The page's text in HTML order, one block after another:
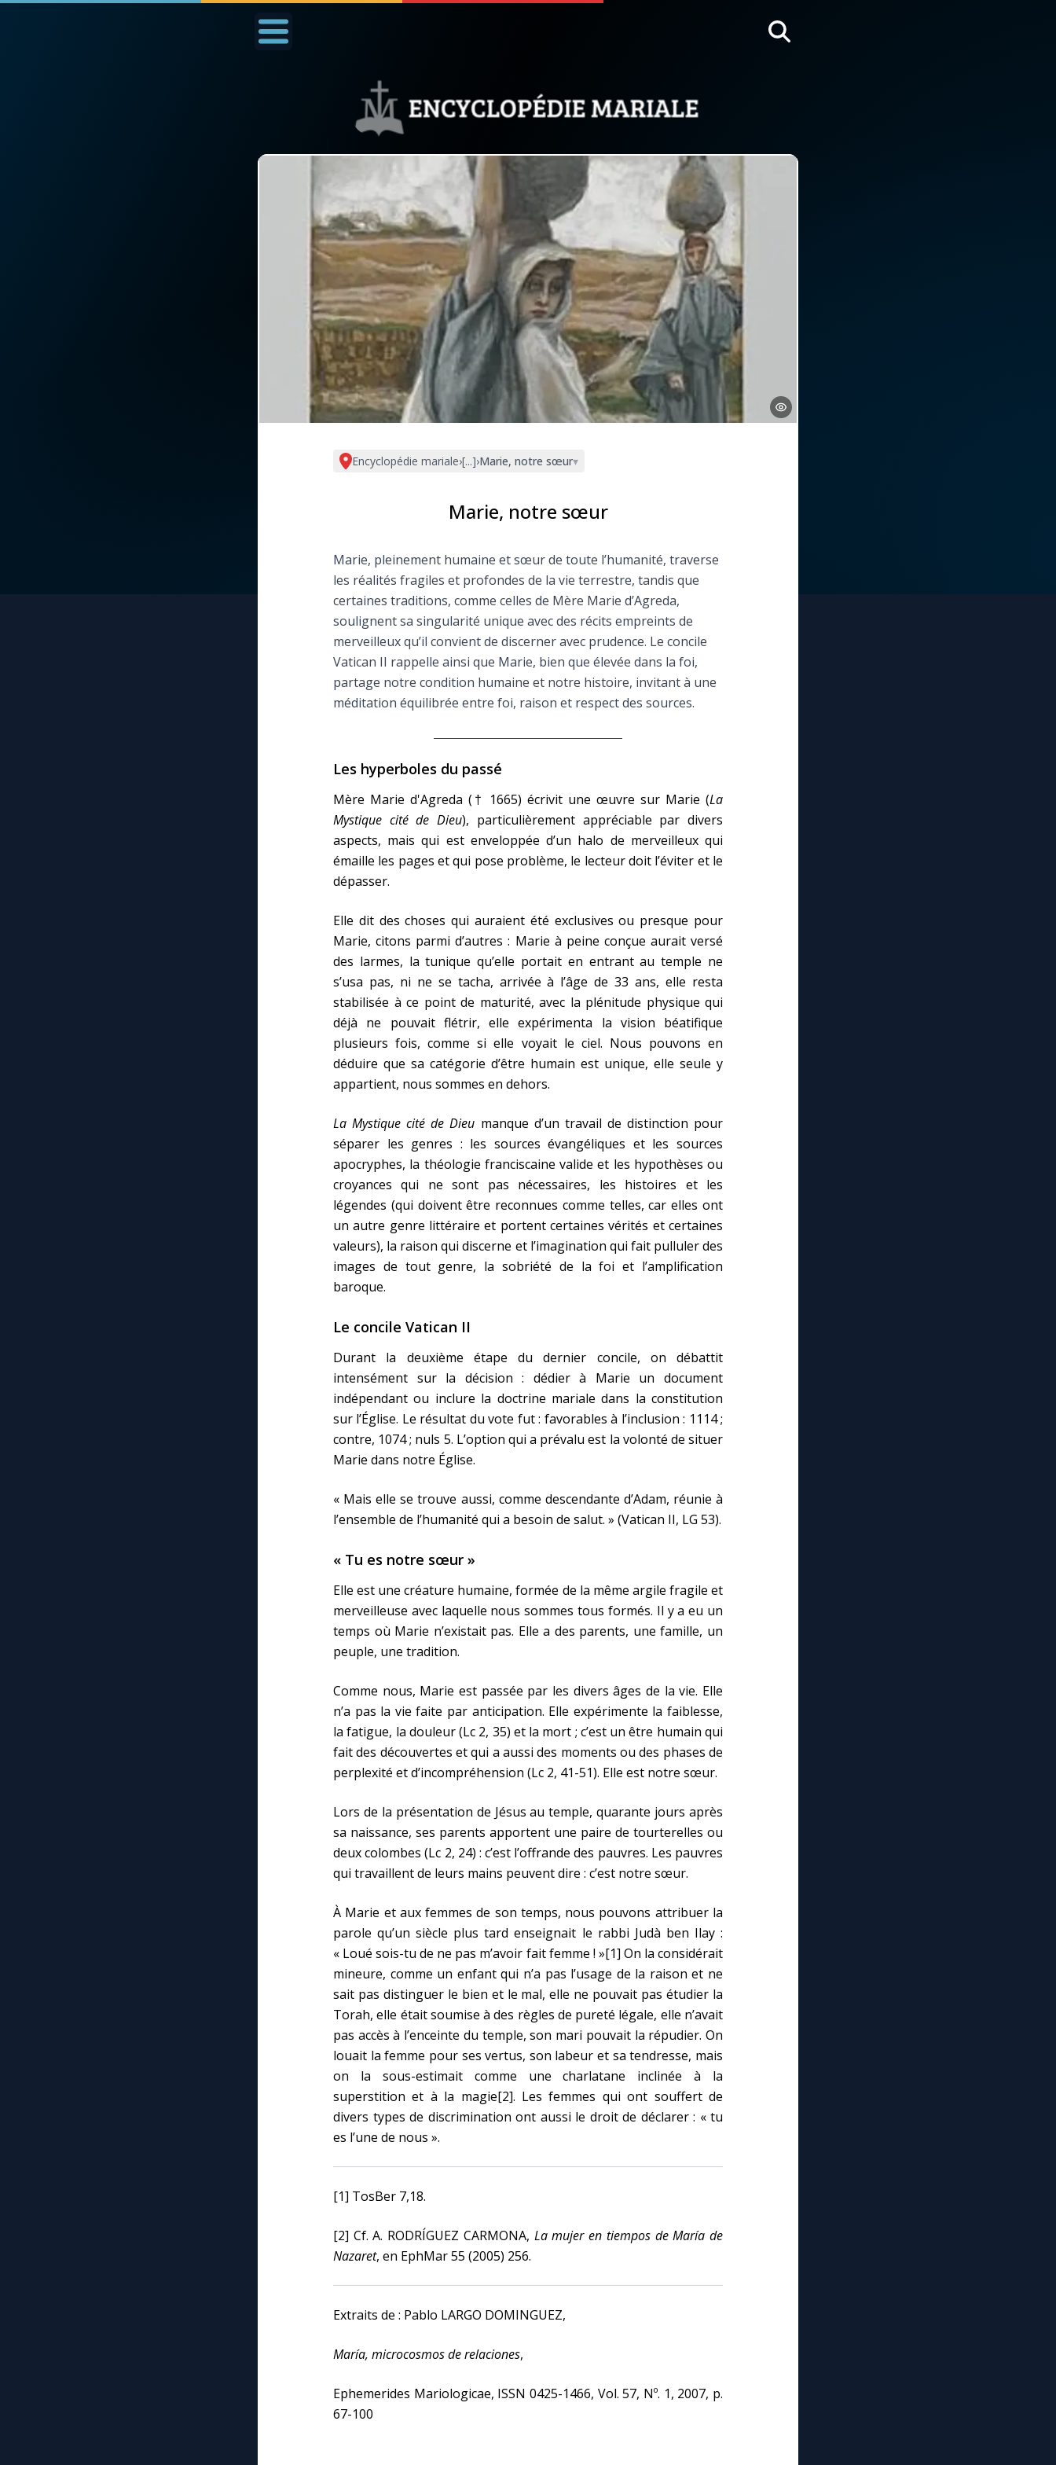
Nous soutenir À propos Facebook Infos légales
Prier au quotidien
Avec Thérèse de Lisieux
L'Évangile chaque jour
Les premiers samedis
Marie qui défait les
Une Minute avec Marie
◼︎
À la une
1000 Raisons de Croire
Chapelet pour le monde
Contact
Faire un don
Marie de Nazareth
Encyclopédie mariale›[...]›Marie, notre sœur▾
Marie, notre sœur
Marie, pleinement humaine et sœur de toute l’humanité, traverse
les réalités fragiles et profondes de la vie terrestre, tandis que
certaines traditions, comme celles de Mère Marie d’Agreda,
soulignent sa singularité unique avec des récits empreints de
merveilleux qu’il convient de discerner avec prudence. Le concile
Vatican II rappelle ainsi que Marie, bien que élevée dans la foi,
partage notre condition humaine et notre histoire, invitant à une
méditation équilibrée entre foi, raison et respect des sources.
Les hyperboles du passé
Mère Marie d'Agreda († 1665) écrivit une œuvre sur Marie (La
Mystique cité de Dieu), particulièrement appréciable par divers
aspects, mais qui est enveloppée d’un halo de merveilleux qui
émaille les pages et qui pose problème, le lecteur doit l’éviter et le
dépasser.
Elle dit des choses qui auraient été exclusives ou presque pour
Marie, citons parmi d’autres : Marie à peine conçue aurait versé
des larmes, la tunique qu’elle portait en entrant au temple ne
s’usa pas, ni ne se tacha, arrivée à l’âge de 33 ans, elle resta
stabilisée à ce point de maturité, avec la plénitude physique qui
déjà ne pouvait flétrir, elle expérimenta la vision béatifique
plusieurs fois, comme si elle voyait le ciel. Nous pouvons en
déduire que sa catégorie d’être humain est unique, elle seule y
appartient, nous sommes en dehors.
La Mystique cité de Dieu manque d’un travail de distinction pour
séparer les genres : les sources évangéliques et les sources
apocryphes, la théologie franciscaine valide et les hypothèses ou
croyances qui ne sont pas nécessaires, les histoires et les
légendes (qui doivent être reconnues comme telles, car elles ont
un autre genre littéraire et portent certaines vérités et certaines
valeurs), la raison qui discerne et l’imagination qui fait pulluler des
images de tout genre, la sobriété de la foi et l’amplification
baroque.
Le concile Vatican II
Durant la deuxième étape du dernier concile, on débattit
intensément sur la décision : dédier à Marie un document
indépendant ou inclure la doctrine mariale dans la constitution
sur l’Église. Le résultat du vote fut : favorables à l’inclusion : 1114 ;
contre, 1074 ; nuls 5. L’option qui a prévalu est la volonté de situer
Marie dans notre Église.
« Mais elle se trouve aussi, comme descendante d’Adam, réunie à
l’ensemble de l’humanité qui a besoin de salut. » (Vatican II, LG 53).
« Tu es notre sœur »
Elle est une créature humaine, formée de la même argile fragile et
merveilleuse avec laquelle nous sommes tous formés. Il y a eu un
temps où Marie n’existait pas. Elle a des parents, une famille, un
peuple, une tradition.
Comme nous, Marie est passée par les divers âges de la vie. Elle
n’a pas la vie faite par anticipation. Elle expérimente la faiblesse,
la fatigue, la douleur (Lc 2, 35) et la mort ; c’est un être humain qui
fait des découvertes et qui a aussi des moments ou des phases de
perplexité et d’incompréhension (Lc 2, 41-51). Elle est notre sœur.
Lors de la présentation de Jésus au temple, quarante jours après
sa naissance, ses parents apportent une paire de tourterelles ou
deux colombes (Lc 2, 24) : c’est l’offrande des pauvres. Les pauvres
qui travaillent de leurs mains peuvent dire : c’est notre sœur.
À Marie et aux femmes de son temps, nous pouvons attribuer la
parole qu’un siècle plus tard enseignait le rabbi Judà ben Ilay :
« Loué sois-tu de ne pas m’avoir fait femme ! »[1] On la considérait
mineure, comme un enfant qui n’a pas l’usage de la raison et ne
sait pas distinguer le bien et le mal, elle ne pouvait pas étudier la
Torah, elle était soumise à des règles de pureté légale, elle n’avait
pas accès à l’enceinte du temple, son mari pouvait la répudier. On
louait la femme pour ses vertus, son labeur et sa tendresse, mais
on la sous-estimait comme une charlatane inclinée à la
superstition et à la magie[2]. Les femmes qui ont souffert de
divers types de discrimination ont aussi le droit de déclarer : « tu
es l’une de nous ».
[1] TosBer 7,18.
[2] Cf. A. RODRÍGUEZ CARMONA, La mujer en tiempos de María de
Nazaret, en EphMar 55 (2005) 256.
Extraits de : Pablo LARGO DOMINGUEZ,
María, microcosmos de relaciones,
Ephemerides Mariologicae, ISSN 0425-1466, Vol. 57, Nº. 1, 2007, p.
67-100